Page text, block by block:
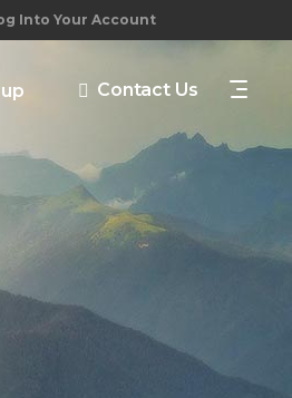
Into Your Account
Contact Us